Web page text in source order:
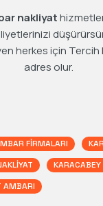
nakliyat
herkes için Tercih
adres olur.
FIRMALARI
AMBARI